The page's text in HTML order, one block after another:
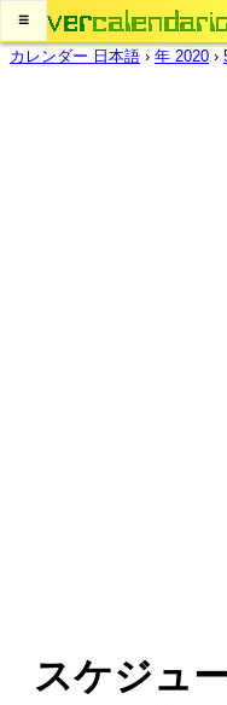
≡
カレンダー 日本語 › 年 2020 ›
スケジュ